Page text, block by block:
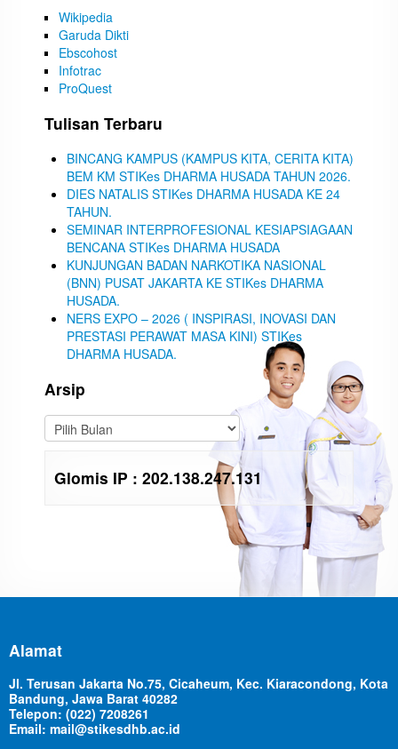
Wikipedia
Garuda Dikti
Ebscohost
Infotrac
ProQuest
Tulisan Terbaru
BINCANG KAMPUS (KAMPUS KITA, CERITA KITA)
BEM KM STIKes DHARMA HUSADA TAHUN 2026.
DIES NATALIS STIKes DHARMA HUSADA KE 24
TAHUN.
SEMINAR INTERPROFESIONAL KESIAPSIAGAAN
BENCANA STIKes DHARMA HUSADA
KUNJUNGAN BADAN NARKOTIKA NASIONAL
(BNN) PUSAT JAKARTA KE STIKes DHARMA
HUSADA.
NERS EXPO – 2026 ( INSPIRASI, INOVASI DAN
PRESTASI PERAWAT MASA KINI) STIKes
DHARMA HUSADA.
Arsip
Glomis IP : 202.138.247.131
Alamat
Jl. Terusan Jakarta No.75, Cicaheum, Kec. Kiaracondong, Kota
Bandung, Jawa Barat 40282
Telepon: (022) 7208261
Email: mail@stikesdhb.ac.id